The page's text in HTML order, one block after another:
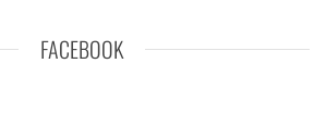
FACEBOOK